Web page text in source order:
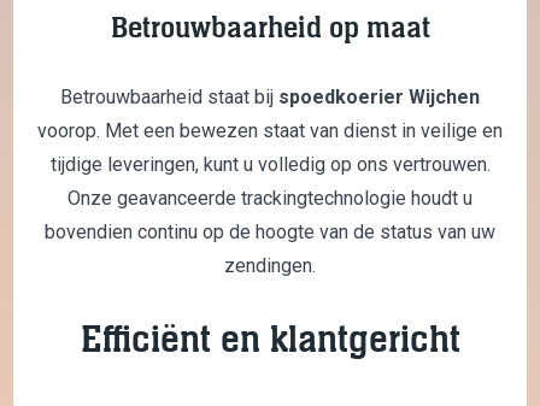
Betrouwbaarheid op maat
Betrouwbaarheid staat bij spoedkoerier Wijchen
voorop. Met een bewezen staat van dienst in veilige en
tijdige leveringen, kunt u volledig op ons vertrouwen.
Onze geavanceerde trackingtechnologie houdt u
bovendien continu op de hoogte van de status van uw
zendingen.
Efficiënt en klantgericht